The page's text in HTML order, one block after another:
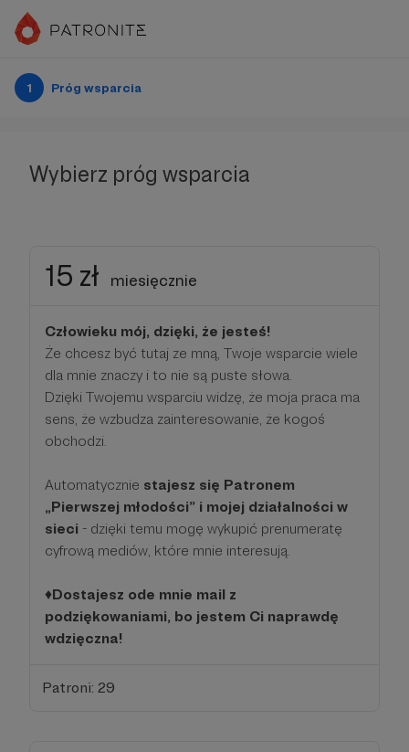
1 Próg wsparcia
Wybierz próg wsparcia
15 zł miesięcznie
Człowieku mój, dzięki, że jesteś!
Że chcesz być tutaj ze mną, Twoje wsparcie wiele
dla mnie znaczy i to nie są puste słowa.
Dzięki Twojemu wsparciu widzę, że moja praca ma
sens, że wzbudza zainteresowanie, że kogoś
obchodzi.
Automatycznie stajesz się Patronem
„Pierwszej młodości” i mojej działalności w
sieci - dzięki temu mogę wykupić prenumeratę
cyfrową mediów, które mnie interesują.
♦️Dostajesz ode mnie mail z
podziękowaniami, bo jestem Ci naprawdę
wdzięczna!
Patroni: 29